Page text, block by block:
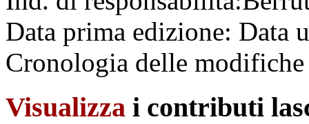
Data prima edizione: Data
Cronologia delle
Visualizza i contributi